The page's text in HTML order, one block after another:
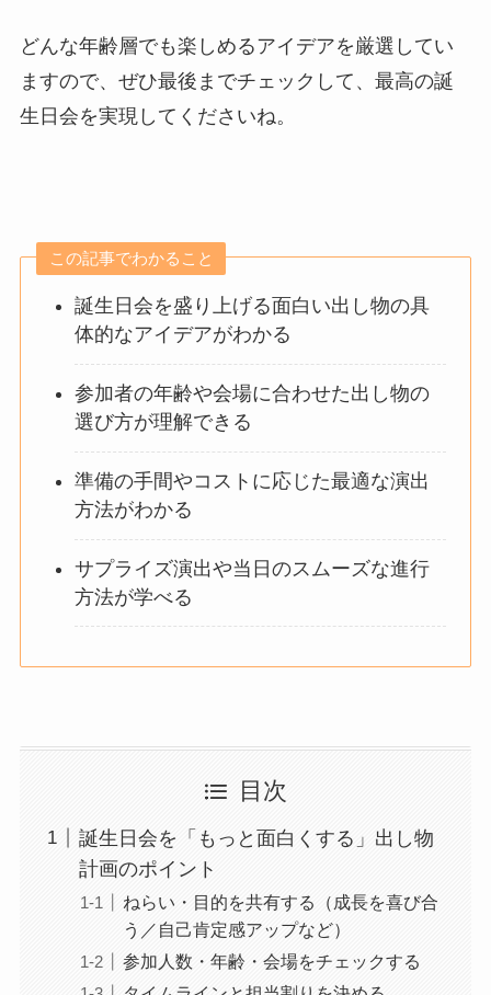
どんな年齢層でも楽しめるアイデアを厳選してい
ますので、ぜひ最後までチェックして、最高の誕
生日会を実現してくださいね。
この記事でわかること
誕生日会を盛り上げる面白い出し物の具
体的なアイデアがわかる
参加者の年齢や会場に合わせた出し物の
選び方が理解できる
準備の手間やコストに応じた最適な演出
方法がわかる
サプライズ演出や当日のスムーズな進行
方法が学べる
目次
誕生日会を「もっと面白くする」出し物
計画のポイント
ねらい・目的を共有する（成長を喜び合
う／自己肯定感アップなど）
参加人数・年齢・会場をチェックする